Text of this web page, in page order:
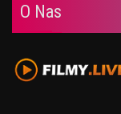
O Nas